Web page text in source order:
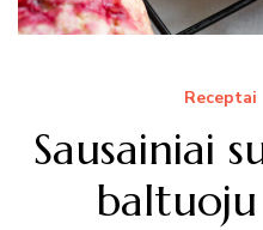
Receptai
Sausainiai